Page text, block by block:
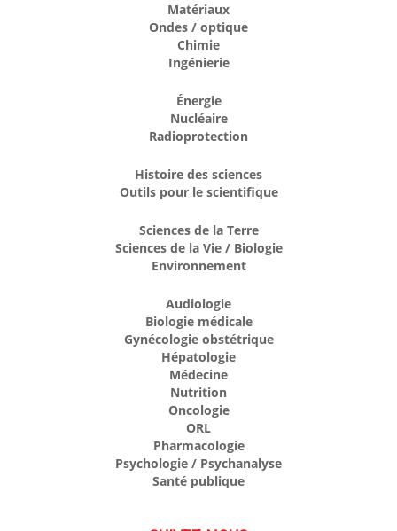
Matériaux
Ondes / optique
Chimie
Ingénierie
Énergie
Nucléaire
Radioprotection
Histoire des sciences
Outils pour le scientifique
Sciences de la Terre
Sciences de la Vie / Biologie
Environnement
Audiologie
Biologie médicale
Gynécologie obstétrique
Hépatologie
Médecine
Nutrition
Oncologie
ORL
Pharmacologie
Psychologie / Psychanalyse
Santé publique